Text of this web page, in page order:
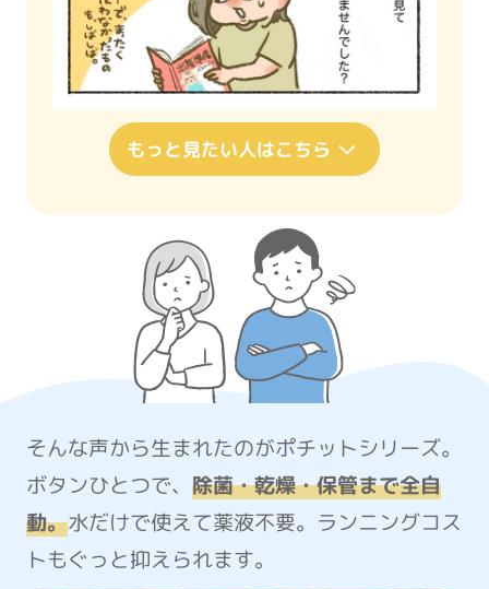
もっと見たい人はこちら
そんな声から生まれたのがポチットシリーズ。
ボタンひとつで、 除菌・乾燥・保管まで全自
動。水だけで使えて薬液不要。ランニングコス
トもぐっと抑えられます。